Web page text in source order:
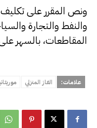
ونص المقرر على تكليف
والنفط والتجارة
المقاطعات، بالسهر
علامات: الغاز المنزلي